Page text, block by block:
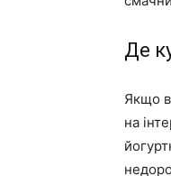
Де
Якщо
на